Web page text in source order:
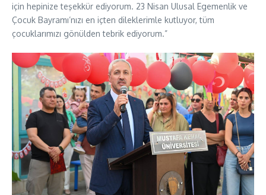
için hepinize teşekkür ediyorum. 23 Nisan Ulusal Egemenlik ve
Çocuk Bayramı’nızı en içten dileklerimle kutluyor, tüm
çocuklarımızı gönülden tebrik ediyorum.”